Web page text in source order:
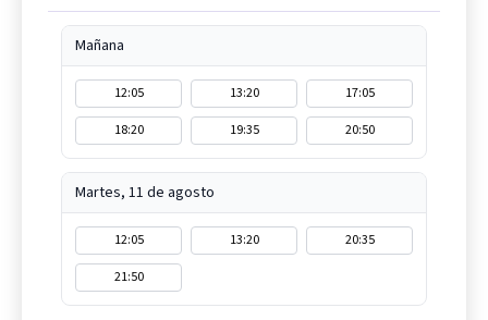
Mañana
12:05 13:20
17:05
18:20
19:35 20:50
Martes, 11 de agosto
12:05 13:20
20:35
21:50